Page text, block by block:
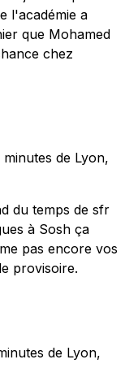
l'académie a
que Mohamed
chez
de Lyon,
du temps de sfr
à Sosh ça
pas encore vos
provisoire.
de Lyon,